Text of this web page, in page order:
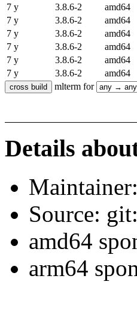
7 y
3.8.6-2 amd64
7 y
3.8.6-2 amd64
7 y
3.8.6-2 amd64
7 y
3.8.6-2 amd64
7 y
3.8.6-2 amd64
7 y
3.8.6-2 amd64
mlterm for
Details
Source:
amd64
arm64